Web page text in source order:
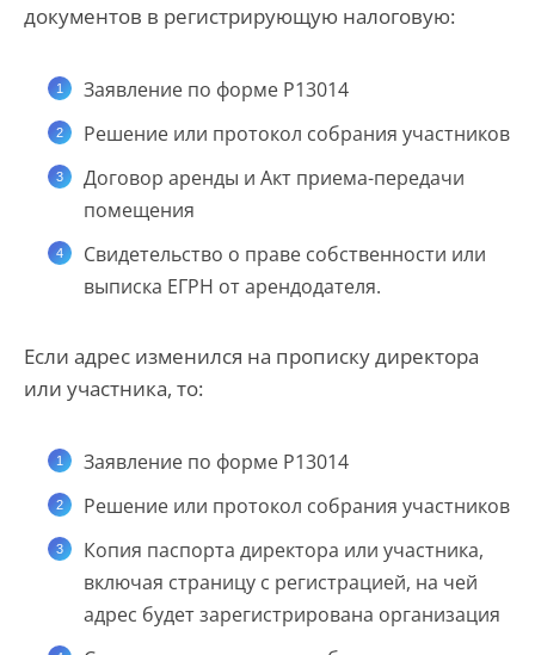
документов в регистрирующую налоговую:
Заявление по форме Р13014
Решение или протокол собрания участников
Договор аренды и Акт приема-передачи
помещения
Свидетельство о праве собственности или
выписка ЕГРН от арендодателя.
Если адрес изменился на прописку директора
или участника, то:
Заявление по форме Р13014
Решение или протокол собрания участников
Копия паспорта директора или участника,
включая страницу с регистрацией, на чей
адрес будет зарегистрирована организация